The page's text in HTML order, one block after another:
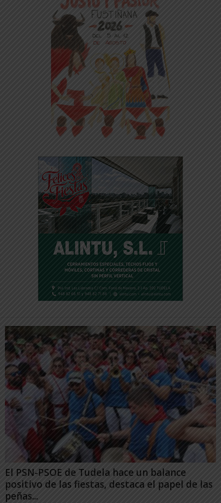
El PSN-PSOE de Tudela hace un balance
positivo de las fiestas, destaca el papel de las
peñas...